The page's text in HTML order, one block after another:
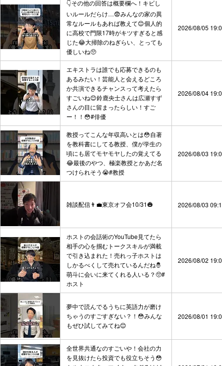
👇その他の回答は概要欄へ！キビし
いルールだらけ…😨みんなの家の異
常なルールもあれば教えて😊個人的
に高校で門限17時がキツすぎると感
じた😂大掃除のねぎらい、とっても
優しいね🥺
2026/08/05
エキストラは誰でも応募できるのも
あるみたい！芸能人と会えるどころ
か共演できるチャンスって考えたら
すごいね😊鈴鹿央士さんは広瀬すず
さんの目に留まったらしい！すご
ー！！😳#俳優
2026/08/04
教授ってこんな年収高いとは😳自著
を教科書にしてる教授、僕が学生の
頃にも居てモヤモヤしたの覚えてる
😂最後のやつ、極楽教授とかあだ名
つけられそう😭#教授
2026/08/03
雑談配信👨‍💼東京オフ会10/31🎃 2026/08/03
ホストの会話術のYouTube見てたら
相手の心を掴むトークスキルが満載
で引き込まれた！売れっ子ホストは
しかるべくして売れているんだね🤴
萌斗に会いに来てくれる人いる？🥺#
ホスト
2026/08/02
夢中で読んでるうちに英語力が磨け
ちゃうのすごすぎない？！😳みんな
もぜひ試してみてね😊
2026/08/01
全世界共通なのすごいや！会社の力
を見抜けたら投資でも役立ちそう😳